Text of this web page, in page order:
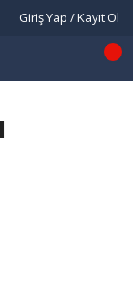
Giriş Yap / Kayıt Ol